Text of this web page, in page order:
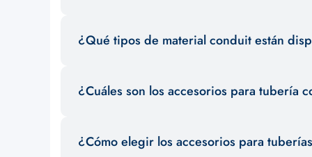
garantizar la seguridad y el orden en la distribución de
¿Qué tipos de material conduit están
selección para satisfacer las necesidades de tus
¿Cuáles son los accesorios para tubería
asegurar una instalación eficiente y segura.
¿Cómo elegir los accesorios para